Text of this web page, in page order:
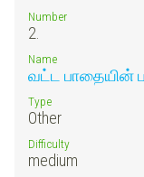
Number
2.
Name
வட்ட பாதையின்
Type
Other
Difficulty
medium